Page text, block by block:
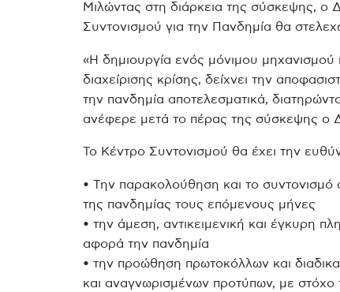
Μιλώντας στη διάρκεια της σύσκεψης, ο
Συντονισμού για την Πανδημία θα
«Η δημιουργία ενός μόνιμου
διαχείρισης κρίσης, δείχνει την
την πανδημία αποτελεσματικά,
ανέφερε μετά το πέρας της σύσκεψης ο
Το Κέντρο Συντονισμού θα έχει την
• Την παρακολούθηση και το
της πανδημίας τους επόμενους μήνες
• την άμεση, αντικειμενική και έγκυρη
αφορά την πανδημία
• την προώθηση πρωτοκόλλων και
και αναγνωρισμένων προτύπων, με στόχο